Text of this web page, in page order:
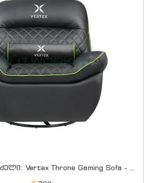
გეიმინგ სავარძელი: Vertex Throne Gaming Sofa - Leather (Black/Green)